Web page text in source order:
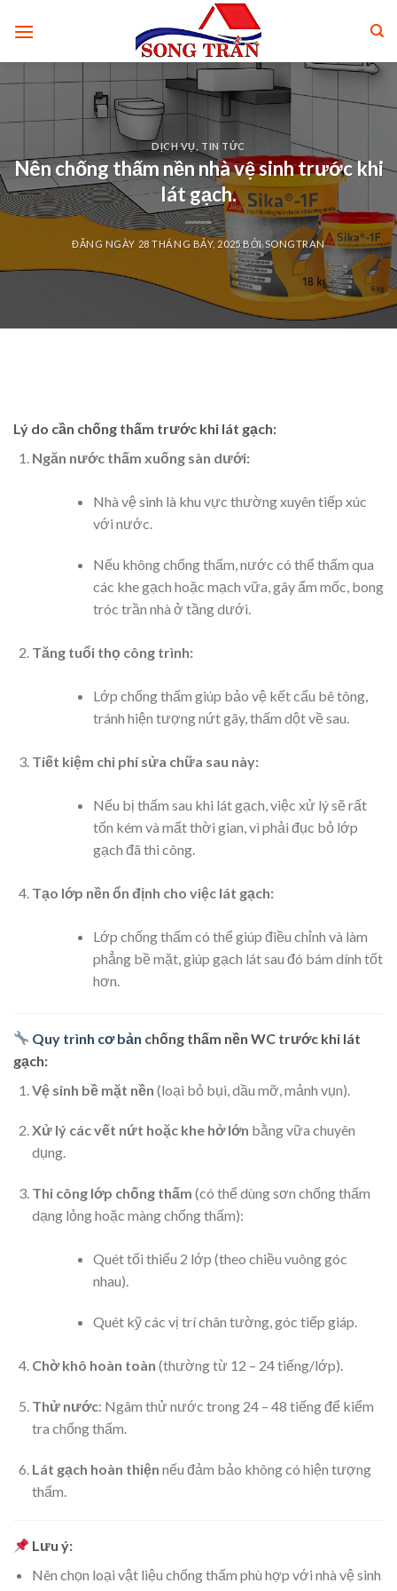
DỊCH VỤ TIN TỨC
Nên chống thấm nền nhà vệ sinh trước khi
lát gạch.
ĐĂNG NGÀY 28 THÁNG BẢY, 2025BỞISONGTRAN
Lý do cần chống thấm trước khi lát gạch:
Ngăn nước thấm xuống sàn dưới:
Nhà vệ sinh là khu vực thường xuyên tiếp xúc
với nước.
Nếu không chống thấm, nước có thể thấm qua
các khe gạch hoặc mạch vữa, gây ẩm mốc, bong
tróc trần nhà ở tầng dưới.
Tăng tuổi thọ công trình:
Lớp chống thấm giúp bảo vệ kết cấu bê tông,
tránh hiện tượng nứt gãy, thấm dột về sau.
Tiết kiệm chi phí sửa chữa sau này:
Nếu bị thấm sau khi lát gạch, việc xử lý sẽ rất
tốn kém và mất thời gian, vì phải đục bỏ lớp
gạch đã thi công.
Tạo lớp nền ổn định cho việc lát gạch:
Lớp chống thấm có thể giúp điều chỉnh và làm
phẳng bề mặt, giúp gạch lát sau đó bám dính tốt
hơn.
Quy trình cơ bản chống thấm nền WC trước khi lát
gạch:
Vệ sinh bề mặt nền (loại bỏ bụi, dầu mỡ, mảnh vụn).
Xử lý các vết nứt hoặc khe hở lớn bằng vữa chuyên
dụng.
Thi công lớp chống thấm (có thể dùng sơn chống thấm
dạng lỏng hoặc màng chống thấm):
Quét tối thiểu 2 lớp (theo chiều vuông góc
nhau).
Quét kỹ các vị trí chân tường, góc tiếp giáp.
Chờ khô hoàn toàn (thường từ 12 – 24 tiếng/lớp).
Thử nước: Ngâm thử nước trong 24 – 48 tiếng để kiểm
tra chống thấm.
Lát gạch hoàn thiện nếu đảm bảo không có hiện tượng
thấm.
Lưu ý:
Nên chọn loại vật liệu chống thấm phù hợp với nhà vệ sinh